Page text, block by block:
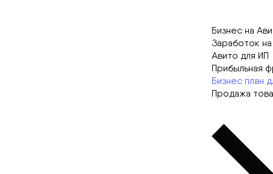
Бизнес на
Заработок
Авито для ИП
Прибыльная
Бизнес план
Продажа